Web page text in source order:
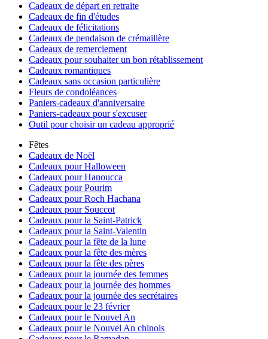
Cadeaux de départ en retraite
Cadeaux de fin d'études
Cadeaux de félicitations
Cadeaux de pendaison de crémaillère
Cadeaux de remerciement
Cadeaux pour souhaiter un bon rétablissement
Cadeaux romantiques
Cadeaux sans occasion particulière
Fleurs de condoléances
Paniers-cadeaux d'anniversaire
Paniers-cadeaux pour s'excuser
Outil pour choisir un cadeau approprié
Fêtes
Cadeaux de Noël
Cadeaux pour Halloween
Cadeaux pour Hanoucca
Cadeaux pour Pourim
Cadeaux pour Roch Hachana
Cadeaux pour Souccot
Cadeaux pour la Saint-Patrick
Cadeaux pour la Saint-Valentin
Cadeaux pour la fête de la lune
Cadeaux pour la fête des mères
Cadeaux pour la fête des pères
Cadeaux pour la journée des femmes
Cadeaux pour la journée des hommes
Cadeaux pour la journée des secrétaires
Cadeaux pour le 23 février
Cadeaux pour le Nouvel An
Cadeaux pour le Nouvel An chinois